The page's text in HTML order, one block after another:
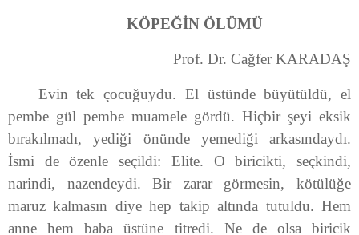
KÖPEĞİN ÖLÜMÜ
Prof. Dr. Cağfer KARADAŞ
Evin tek çocuğuydu. El üstünde büyütüldü, el
pembe gül pembe muamele gördü. Hiçbir şeyi eksik
bırakılmadı, yediği önünde yemediği arkasındaydı.
İsmi de özenle seçildi: Elite. O biricikti, seçkindi,
narindi, nazendeydi. Bir zarar görmesin, kötülüğe
maruz kalmasın diye hep takip altında tutuldu. Hem
anne hem baba üstüne titredi. Ne de olsa biricik